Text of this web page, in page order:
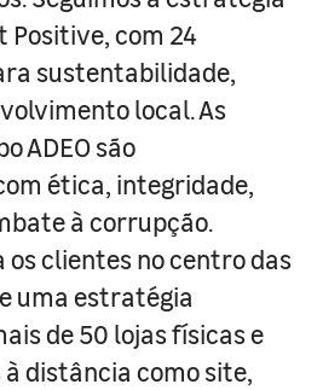
Positive, com 24
sustentabilidade,
local. As
ADEO são
ética, integridade,
à corrupção.
os clientes no centro das
uma estratégia
de 50 lojas físicas e
distância como site,